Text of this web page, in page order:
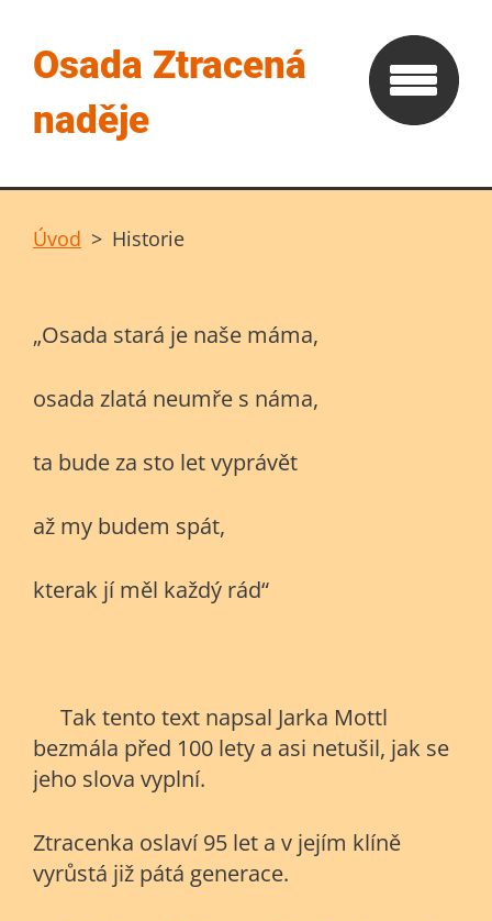
Osada Ztracená
naděje
Úvod > Historie
„Osada stará je naše máma,
osada zlatá neumře s náma,
ta bude za sto let vyprávět
až my budem spát,
kterak jí měl každý rád“
Tak tento text napsal Jarka Mottl
bezmála před 100 lety a asi netušil, jak se
jeho slova vyplní.
Ztracenka oslaví 95 let a v jejím klíně
vyrůstá již pátá generace.